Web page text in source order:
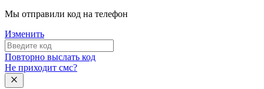
Мы отправили код на телефон
Изменить
Повторно выслать код
Не приходит смс?